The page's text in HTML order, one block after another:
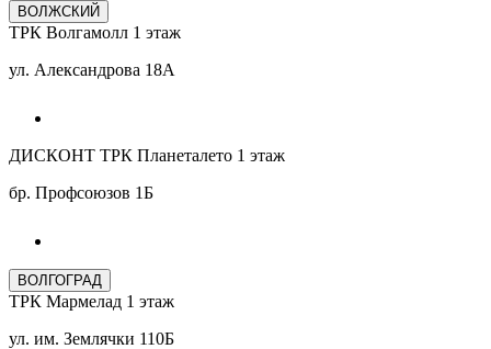
ВОЛЖСКИЙ
ТРК Волгамолл 1 этаж
ул. Александрова 18А
ДИСКОНТ ТРК Планеталето 1 этаж
бр. Профсоюзов 1Б
ВОЛГОГРАД
ТРК Мармелад 1 этаж
ул. им. Землячки 110Б